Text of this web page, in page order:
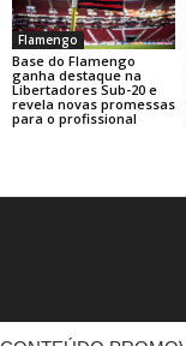
Flamengo
Base do Flamengo
ganha destaque na
Libertadores Sub-20 e
revela novas promessas
para o profissional